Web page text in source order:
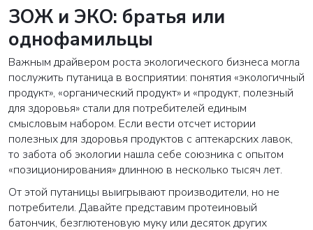
ЗОЖ и ЭКО: братья или
однофамильцы
Важным драйвером роста экологического бизнеса могла
послужить путаница в восприятии: понятия «экологичный
продукт», «органический продукт» и «продукт, полезный
для здоровья» стали для потребителей единым
смысловым набором. Если вести отсчет истории
полезных для здоровья продуктов с аптекарских лавок,
то забота об экологии нашла себе союзника с опытом
«позиционирования» длинною в несколько тысяч лет.
От этой путаницы выигрывают производители, но не
потребители. Давайте представим протеиновый
батончик, безглютеновую муку или десяток других